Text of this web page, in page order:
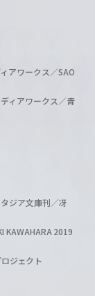
アワークス／SAO
ィアワークス／青
ジア文庫刊／冴
KAWAHARA 2019
ジェクト